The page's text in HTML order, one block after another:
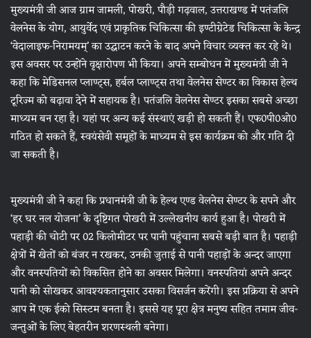
मुख्यमंत्री जी आज ग्राम जामली, पोखरी, पौड़ी गढ़वाल, उत्तराखण्ड में पतंजलि
वेलनेस के योग, आयुर्वेद एवं प्राकृतिक चिकित्सा की इण्टीग्रेटेड चिकित्सा के केन्द्र
‘वेदालाइफ-निरामयम्’ का उद्घाटन करने के बाद अपने विचार व्यक्त कर रहे थे।
इस अवसर पर उन्होंने वृक्षारोपण भी किया। अपने सम्बोधन में मुख्यमंत्री जी ने
कहा कि मेडिसनल प्लाण्ट्स, हर्बल प्लाण्ट्स तथा वेलनेस सेण्टर का विकास हेल्थ
टूरिज्म को बढ़ावा देने में सहायक है। पतंजलि वेलनेस सेण्टर इसका सबसे अच्छा
माध्यम बन रहा है। यहां पर अन्य कई संस्थाएं खड़ी हो सकती हैं। एफ0पी0ओ0
गठित हो सकते हैं, स्वयंसेवी समूहों के माध्यम से इस कार्यक्रम को और गति दी
जा सकती है।
मुख्यमंत्री जी ने कहा कि प्रधानमंत्री जी के हेल्थ एण्ड वेलनेस सेण्टर के सपने और
‘हर घर नल योजना’ के दृष्टिगत पोखरी में उल्लेखनीय कार्य हुआ है। पोखरी में
पहाड़ी की चोटी पर 02 किलोमीटर पर पानी पहुंचाना सबसे बड़ी बात है। पहाड़ी
क्षेत्रों में खेतों को बंजर न रखकर, उनकी जुताई से पानी पहाड़ों के अन्दर जाएगा
और वनस्पतियों को विकसित होने का अवसर मिलेगा। वनस्पतियां अपने अन्दर
पानी को सोखकर आवश्यकतानुसार उसका विसर्जन करेंगी। इस प्रक्रिया से अपने
आप में एक ईको सिस्टम बनता है। इससे यह पूरा क्षेत्र मनुष्य सहित तमाम जीव-
जन्तुओं के लिए बेहतरीन शरणस्थली बनेगा।